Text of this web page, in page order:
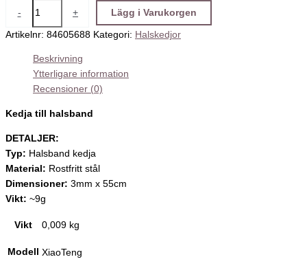
- + Lägg i Varukorgen
Artikelnr: 84605688 Kategori: Halskedjor
Beskrivning
Ytterligare information
Recensioner (0)
Kedja till halsband
DETALJER:
Typ: Halsband kedja
Material: Rostfritt stål
Dimensioner: 3mm x 55cm
Vikt: ~9g
Vikt 0,009 kg
Modell XiaoTeng